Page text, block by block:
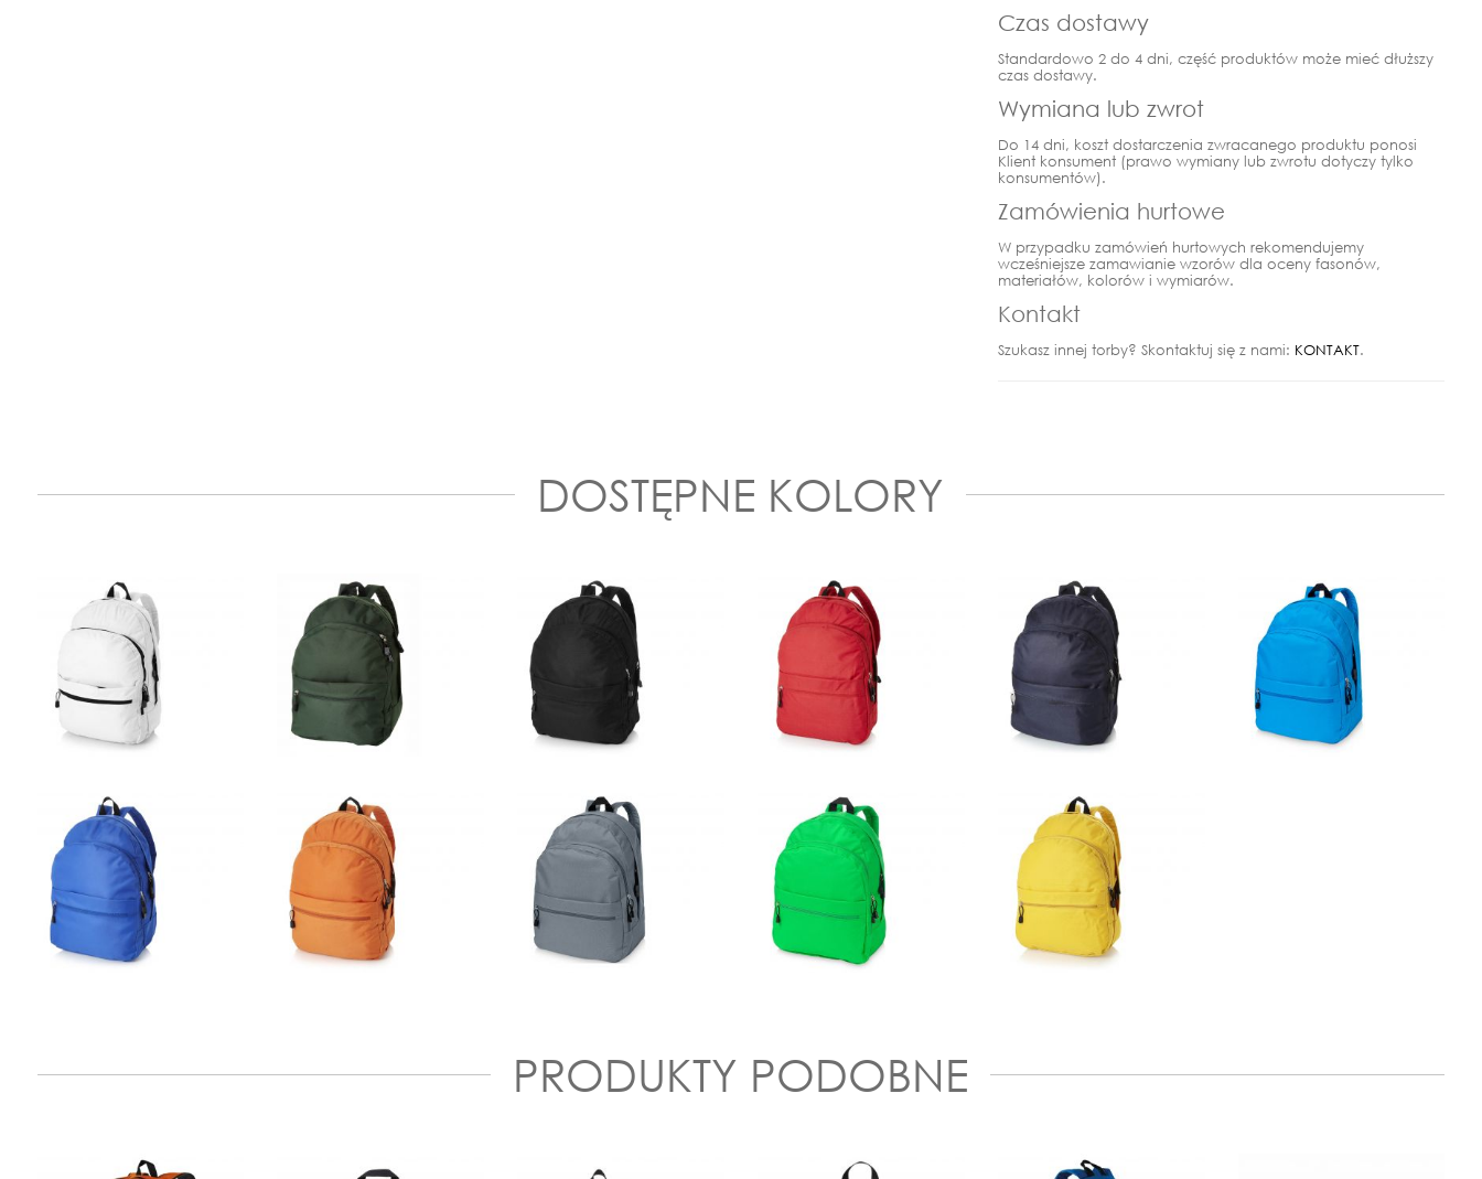
Czas dostawy
Standardowo 2 do 4 dni, część produktów może mieć dłuższy
czas dostawy.
Wymiana lub zwrot
Do 14 dni, koszt dostarczenia zwracanego produktu ponosi
Klient konsument (prawo wymiany lub zwrotu dotyczy tylko
konsumentów).
Zamówienia hurtowe
W przypadku zamówień hurtowych rekomendujemy
wcześniejsze zamawianie wzorów dla oceny fasonów,
materiałów, kolorów i wymiarów.
Kontakt
Szukasz innej torby? Skontaktuj się z nami: KONTAKT.
DOSTĘPNE KOLORY
PRODUKTY PODOBNE